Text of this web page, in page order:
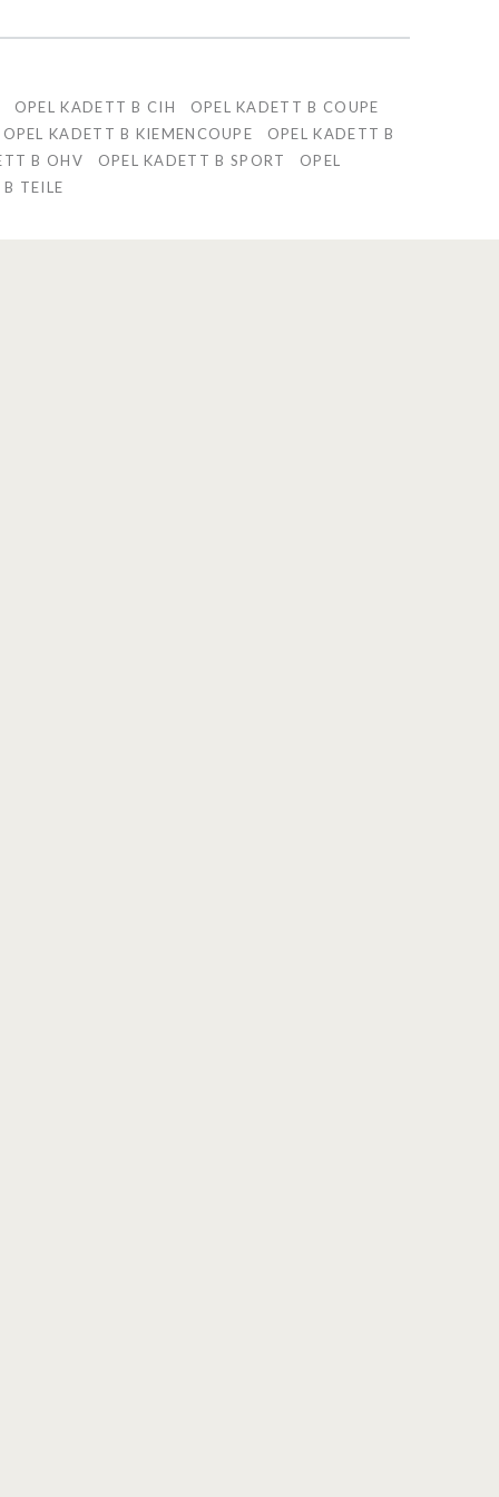
OPEL KADETT B CIH
OPEL KADETT B COUPE
OPEL KADETT B KIEMENCOUPE
OPEL KADETT B
B OHV
OPEL KADETT B SPORT
OPEL
TEILE